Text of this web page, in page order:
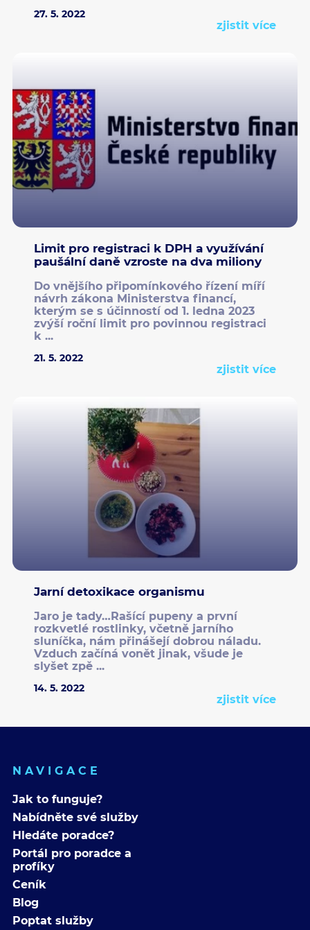
27. 5. 2022
zjistit více
Limit pro registraci k DPH a využívání
paušální daně vzroste na dva miliony
Do vnějšího připomínkového řízení míří
návrh zákona Ministerstva financí,
kterým se s účinností od 1. ledna 2023
zvýší roční limit pro povinnou registraci
k ...
21. 5. 2022
zjistit více
Jarní detoxikace organismu
Jaro je tady…Rašící pupeny a první
rozkvetlé rostlinky, včetně jarního
sluníčka, nám přinášejí dobrou náladu.
Vzduch začíná vonět jinak, všude je
slyšet zpě ...
14. 5. 2022
zjistit více
NAVIGACE
Jak to funguje?
Nabídněte své služby
Hledáte poradce?
Portál pro poradce a
profíky
Ceník
Blog
Poptat služby